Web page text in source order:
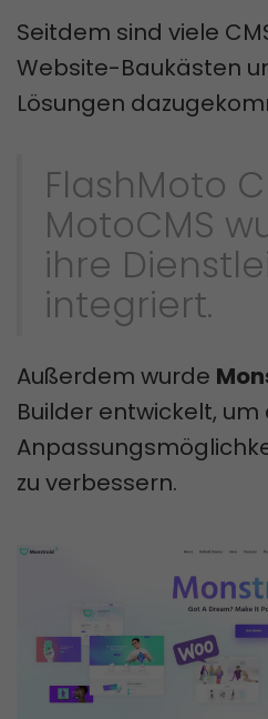
Seitdem sind viele
Website-Baukästen
Lösungen
FlashMoto
MotoCMS
ihre
integriert.
Außerdem wurde
Builder entwickelt, um
zu verbessern.